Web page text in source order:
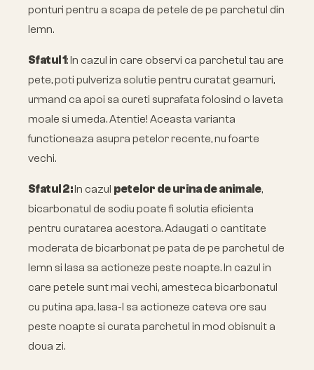
ponturi pentru a scapa de petele de pe parchetul din
lemn.
Sfatul 1: In cazul in care observi ca parchetul tau are
pete, poti pulveriza solutie pentru curatat geamuri,
urmand ca apoi sa cureti suprafata folosind o laveta
moale si umeda. Atentie! Aceasta varianta
functioneaza asupra petelor recente, nu foarte
vechi.
Sfatul 2:In cazul petelor de urina de animale,
bicarbonatul de sodiu poate fi solutia eficienta
pentru curatarea acestora. Adaugati o cantitate
moderata de bicarbonat pe pata de pe parchetul de
lemn si lasa sa actioneze peste noapte. In cazul in
care petele sunt mai vechi, amesteca bicarbonatul
cu putina apa, lasa-l sa actioneze cateva ore sau
peste noapte si curata parchetul in mod obisnuit a
doua zi.